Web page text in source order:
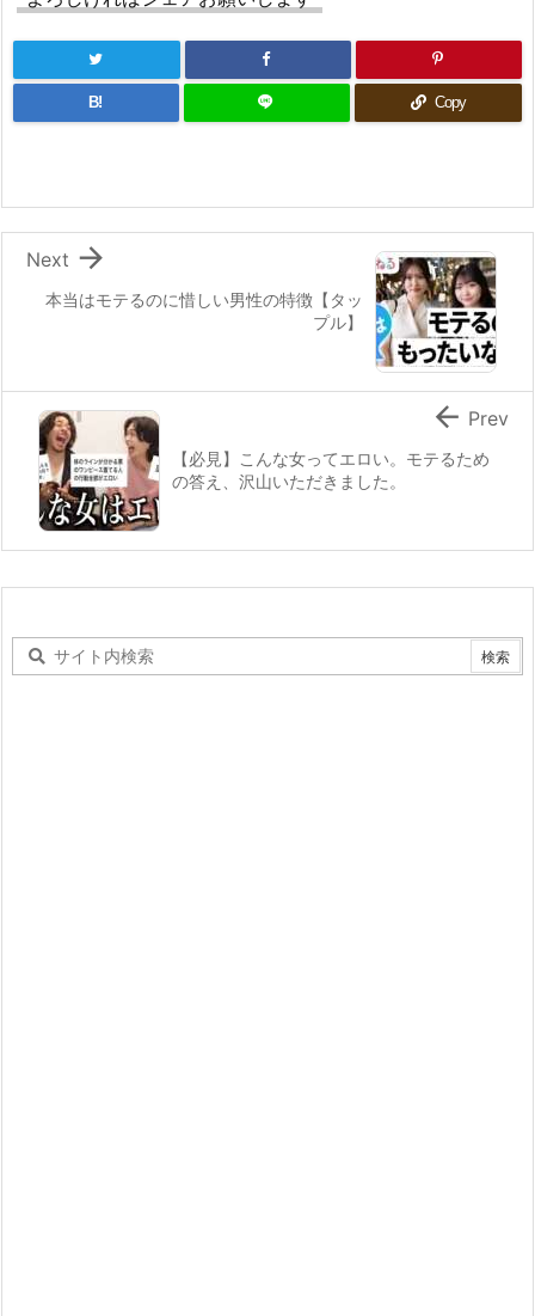
B! Copy
本当はモテるのに惜しい男性の特徴【タッ
プル】

Next
【必見】こんな女ってエロい。モテるため
の答え、沢山いただきました。
 Prev